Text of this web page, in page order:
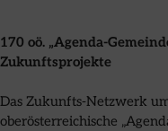
170 oö. „Agenda-
Zukunftsprojekte
Das Zukunfts-Netzwerk
oberösterreichische